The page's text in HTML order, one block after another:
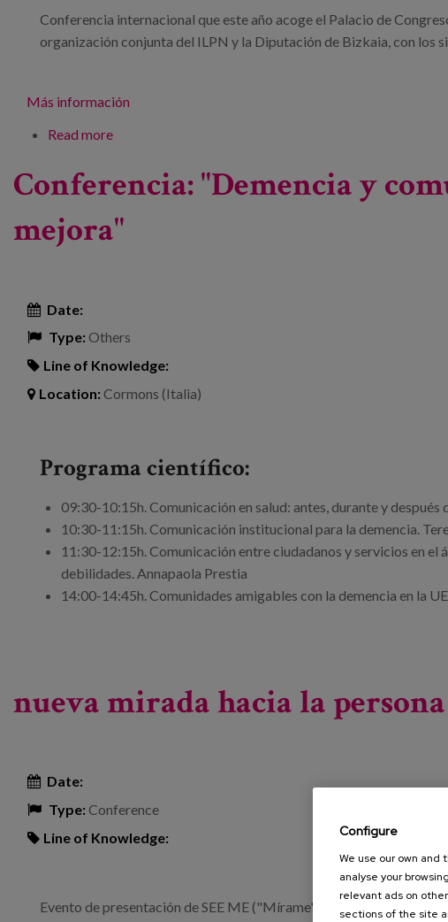
Conferencia internacional que este año acoge el Palacio de
organización conjunta del ILPN y la Diputación de Bizkaia, con los
Más información
Read more
Conferencia: "Demencia y
mejora"
Date:
Type:Others
Line of Knowledge:
Location:Cormons (Italia)
Programa científico:
09:30-10:15h. Comunicación en salud: antes, durante y
10:30-11:15h. Comunicación institucional para la demencia.
11:30-12:15h. Comunicación entre ciudadanos y servicios en el
debilidades. Annapaola Prestia
14:00-14:45h. Comunidades amigables con la demencia en la
nueva mirada hacia la
Date:
Type:Conference
Line of Knowledge:
Evento de presentación de SEE ME ("Mírame"), un proyecto
Configure
We use our own
analyse your
relevant ads on
sections of the site